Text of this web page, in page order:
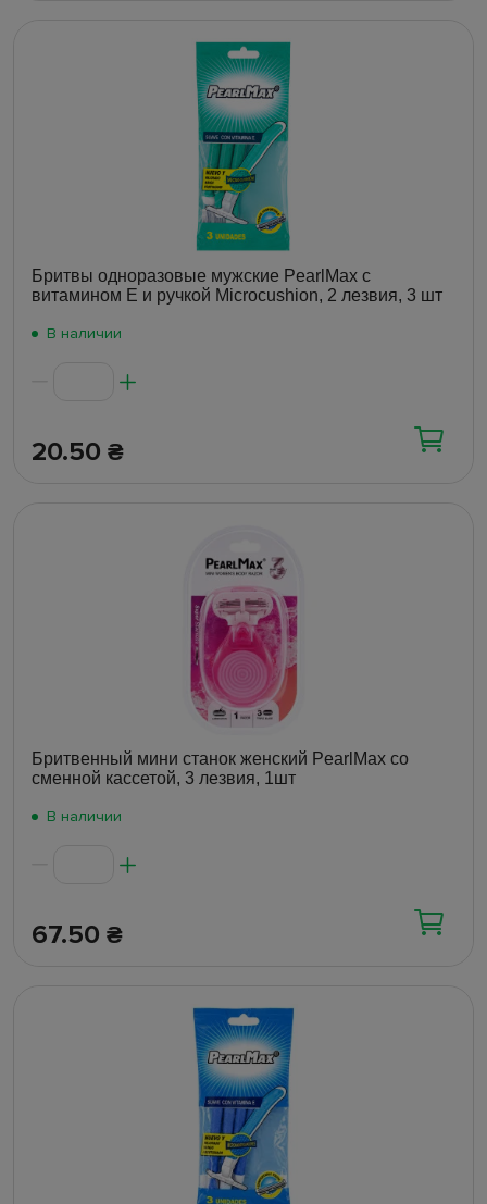
Бритвы одноразовые мужские PearlMax с
витамином E и ручкой Microcushion, 2 лезвия, 3 шт
В наличии
20.50 ₴
Бритвенный мини станок женский PearlMax со
сменной кассетой, 3 лезвия, 1шт
В наличии
67.50 ₴